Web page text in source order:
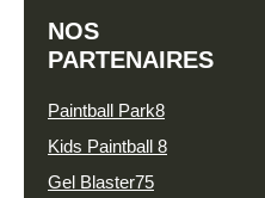
NOS
PARTENAIRES
Paintball Park8
Kids Paintball 8
Gel Blaster75